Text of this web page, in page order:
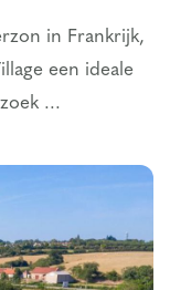
in Frankrijk,
een ideale
...